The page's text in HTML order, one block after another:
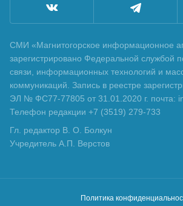
СМИ «Магнитогорское информационное
зарегистрировано Федеральной службой
связи, информационных технологий и
коммуникаций. Запись в реестре
ЭЛ № ФС77-77805 от 31.01.2020 г. почта:
Телефон редакции +7 (3519) 279-733
Гл. редактор В. О. Болкун
Учредитель А.П. Верстов
Политика